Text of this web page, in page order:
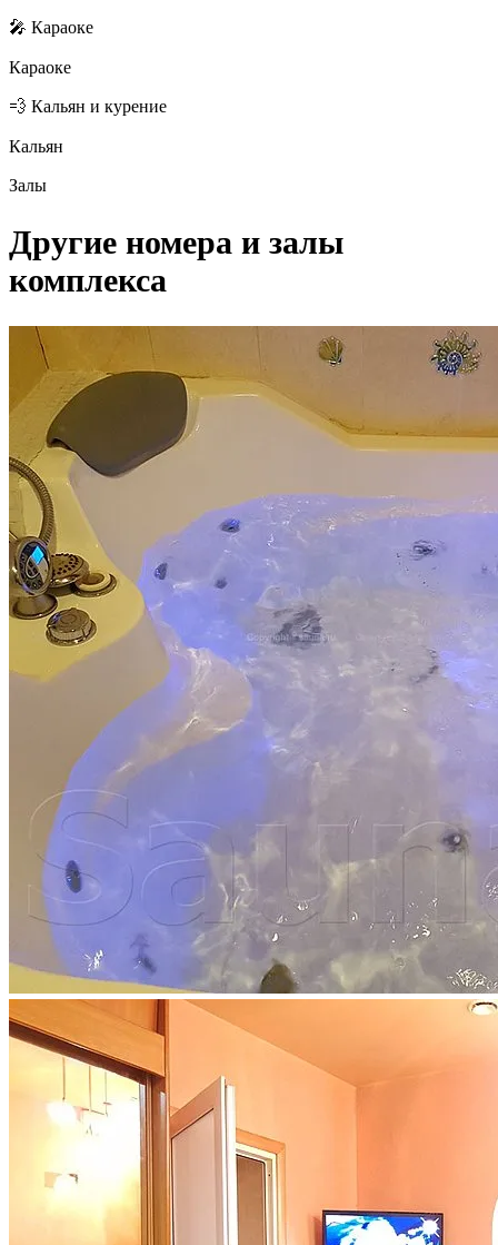
🎤 Караоке
Караоке
💨 Кальян и курение
Кальян
Залы
Другие номера и залы
комплекса